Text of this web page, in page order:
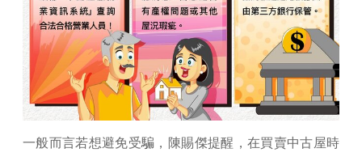
一般而言若想避免受騙，陳賜傑提醒，在買賣中古屋時